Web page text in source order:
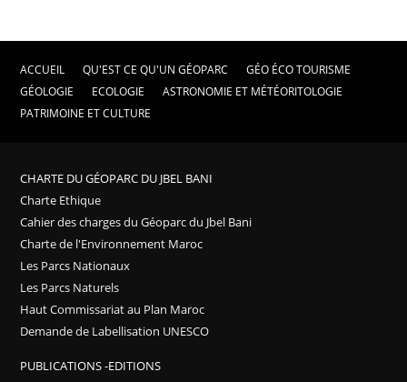
ACCUEIL QU'EST CE QU'UN GÉOPARC
GÉO ÉCO TOURISME
GÉOLOGIE
ECOLOGIE
ASTRONOMIE ET MÉTÉORITOLOGIE
PATRIMOINE ET CULTURE
CHARTE DU GÉOPARC DU JBEL BANI
Charte Ethique
Cahier des charges du Géoparc du Jbel Bani
Charte de l'Environnement Maroc
Les Parcs Nationaux
Les Parcs Naturels
Haut Commissariat au Plan Maroc
Demande de Labellisation UNESCO
PUBLICATIONS -EDITIONS